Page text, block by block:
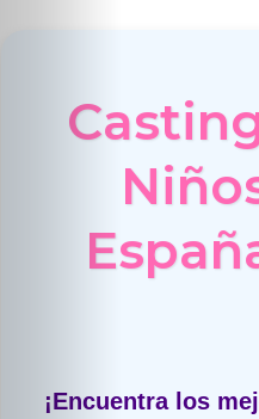
¡Encuentra los